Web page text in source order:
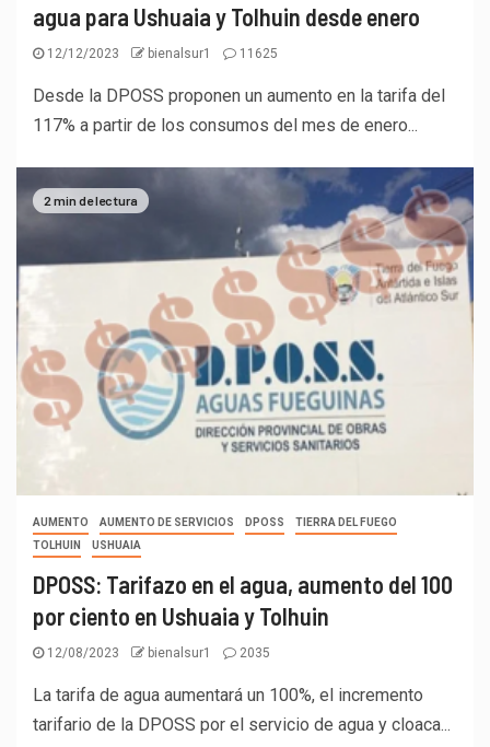
agua para Ushuaia y Tolhuin desde enero
12/12/2023 bienalsur1 11625
Desde la DPOSS proponen un aumento en la tarifa del
117% a partir de los consumos del mes de enero...
2 min de lectura
AUMENTO AUMENTO DE SERVICIOS DPOSS
TIERRA DEL FUEGO
TOLHUIN
USHUAIA
DPOSS: Tarifazo en el agua, aumento del 100
por ciento en Ushuaia y Tolhuin
12/08/2023 bienalsur1 2035
La tarifa de agua aumentará un 100%, el incremento
tarifario de la DPOSS por el servicio de agua y cloaca...